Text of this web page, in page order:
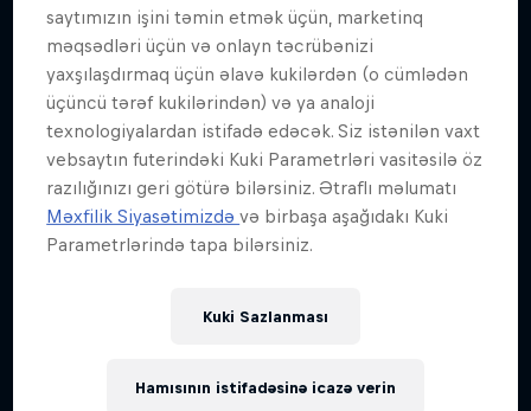
saytımızın işini təmin etmək üçün, marketinq
məqsədləri üçün və onlayn təcrübənizi
yaxşılaşdırmaq üçün əlavə kukilərdən (o cümlədən
üçüncü tərəf kukilərindən) və ya analoji
texnologiyalardan istifadə edəcək. Siz istənilən vaxt
vebsaytın futerindəki Kuki Parametrləri vasitəsilə öz
razılığınızı geri götürə bilərsiniz. Ətraflı məlumatı
Məxfilik Siyasətimizdəvə birbaşa aşağıdakı Kuki
Parametrlərində tapa bilərsiniz.
Kuki Sazlanması
Hamısının istifadəsinə icazə verin